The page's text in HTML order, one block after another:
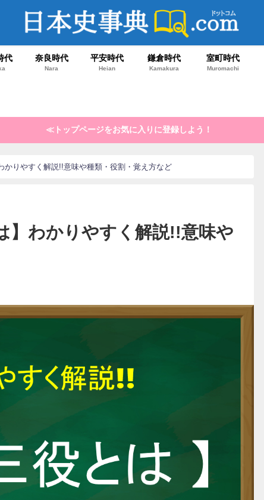
代 奈良時代
Nara
平安時代
Heian
鎌倉時代
Kamakura
室町時代
Muromachi
≪トップページをお気に入りに登録しよう！
かりやすく解説!!意味や種類・役割・覚え方など
】わかりやすく解説!!意味や